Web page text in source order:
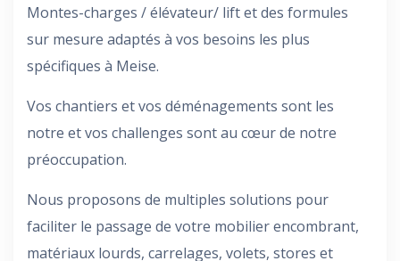
Montes-charges / élévateur/ lift et des formules
sur mesure adaptés à vos besoins les plus
spécifiques à Meise.
Vos chantiers et vos déménagements sont les
notre et vos challenges sont au cœur de notre
préoccupation.
Nous proposons de multiples solutions pour
faciliter le passage de votre mobilier encombrant,
matériaux lourds, carrelages, volets, stores et